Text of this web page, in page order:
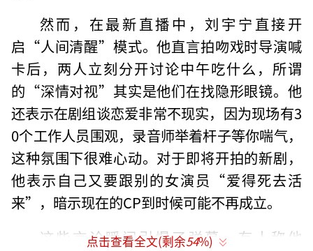
然而，在最新直播中，刘宇宁直接开
启“人间清醒”模式。他直言拍吻戏时导演喊
卡后，两人立刻分开讨论中午吃什么，所谓
的“深情对视”其实是他们在找隐形眼镜。他
还表示在剧组谈恋爱非常不现实，因为现场有3
0个工作人员围观，录音师举着杆子等你喘气，
这种氛围下很难心动。对于即将开拍的新剧，
他表示自己又要跟别的女演员“爱得死去活
来”，暗示现在的CP到时候可能不再成立。
这些言论瞬间引爆了弹幕，有人称他
点击查看全文(剩余54%)